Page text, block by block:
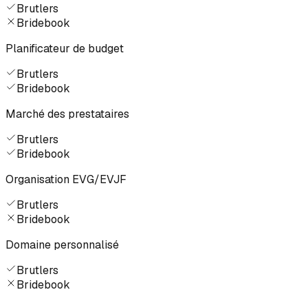
Brutlers
Bridebook
Planificateur de budget
Brutlers
Bridebook
Marché des prestataires
Brutlers
Bridebook
Organisation EVG/EVJF
Brutlers
Bridebook
Domaine personnalisé
Brutlers
Bridebook